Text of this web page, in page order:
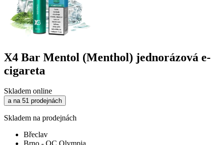
X4 Bar Mentol (Menthol) jednorázová e-
cigareta
Skladem online
a na 51 prodejnách
Skladem na prodejnách
Břeclav